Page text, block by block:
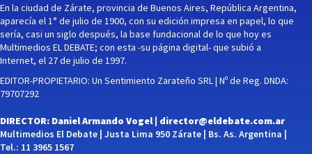
En la ciudad de Zárate, provincia de Buenos Aires, República Argentina,
aparecía el 1° de julio de 1900, con su edición impresa en papel, lo que
sería, casi un siglo después, la base fundacional de lo que hoy es
Multimedios EL DEBATE; con esta -su página digital- que subió a
Internet, el 27 de julio de 1997.
EDITOR-PROPIETARIO: Un Sentimiento Zarateño SRL | Nº de Reg. DNDA:
79707292
DIRECTOR: Daniel Armando Vogel | director@eldebate.com.ar
Multimedios El Debate | Justa Lima 950 Zárate | Bs. As. Argentina |
Tel.: 11 3965 1567